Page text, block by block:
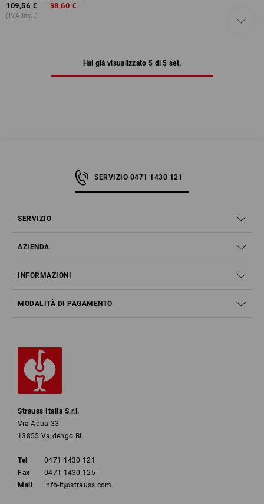
109,56 €
98,60 €
(IVA incl.)
Hai già visualizzato 5 di 5 set.
SERVIZIO 0471 1430 121
SERVIZIO
AZIENDA
INFORMAZIONI
MODALITÀ DI PAGAMENTO
Strauss Italia S.r.l.
Via Adua 33
13855 Valdengo BI
Tel
0471 1430 121
Fax
0471 1430 125
Mail
info-it@strauss.com